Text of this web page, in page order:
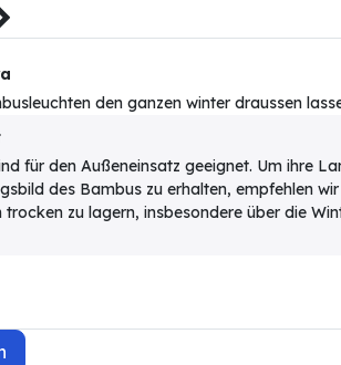
den ganzen winter draussen
für den Außeneinsatz geeignet. Um ihre
des Bambus zu erhalten, empfehlen
trocken zu lagern, insbesondere über die